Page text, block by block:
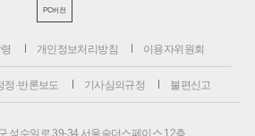
PC버전
개인정보처리방침 이용자위원회
정·반론보도 기사심의규정 불편신고
성수일로 39-34 서울숲더스페이스 12층